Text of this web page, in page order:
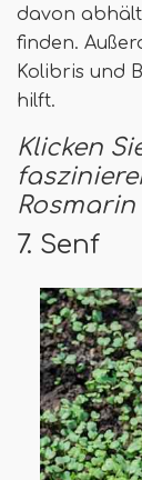
davon
finden.
Kolibris und
hilft.
Klicken
7. Senf